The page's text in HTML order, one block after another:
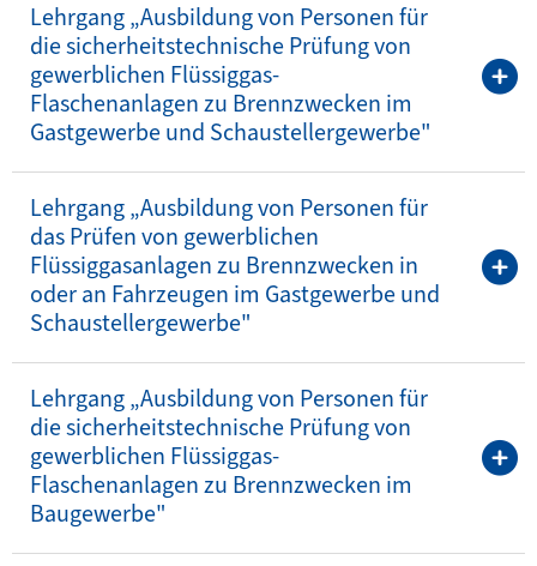
Lehrgang „Ausbildung von Personen für
die sicherheitstechnische Prüfung von
gewerblichen Flüssiggas-
Flaschenanlagen zu Brennzwecken im
Gastgewerbe und Schaustellergewerbe"
Lehrgang „Ausbildung von Personen für
das Prüfen von gewerblichen
Flüssiggasanlagen zu Brennzwecken in
oder an Fahrzeugen im Gastgewerbe und
Schaustellergewerbe"
Lehrgang „Ausbildung von Personen für
die sicherheitstechnische Prüfung von
gewerblichen Flüssiggas-
Flaschenanlagen zu Brennzwecken im
Baugewerbe"